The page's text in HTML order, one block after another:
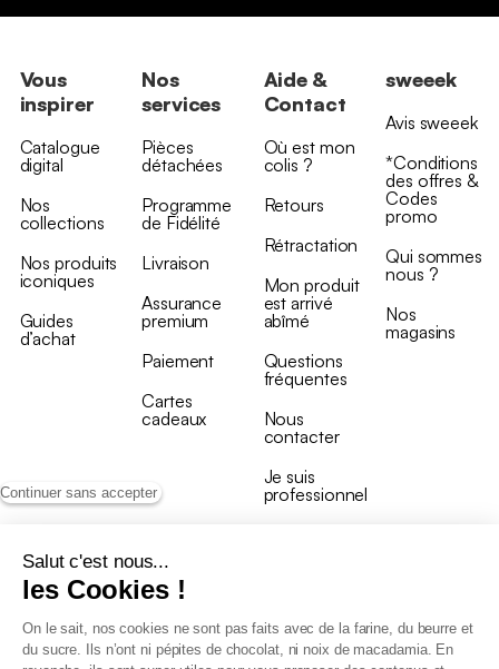
Continuer sans accepter
Salut c'est nous...
les Cookies !
On le sait, nos cookies ne sont pas faits avec de la farine, du beurre et
du sucre. Ils n’ont ni pépites de chocolat, ni noix de macadamia. En
Vous
inspirer
Catalogue
digital
Nos
collections
Nos produits
iconiques
Guides
d’achat
Nos
services
Pièces
détachées
Programme
de Fidélité
Livraison
Assurance
premium
Paiement
Cartes
cadeaux
Aide &
Contact
Où est mon
colis ?
Retours
Rétractation
Mon produit
est arrivé
abîmé
Questions
fréquentes
Nous
contacter
Je suis
professionnel
sweeek
Avis sweeek
*Conditions
des offres &
Codes
promo
Qui sommes
nous ?
Nos
magasins
Conditions générales de vente
Conditions générales du programme de fidélité